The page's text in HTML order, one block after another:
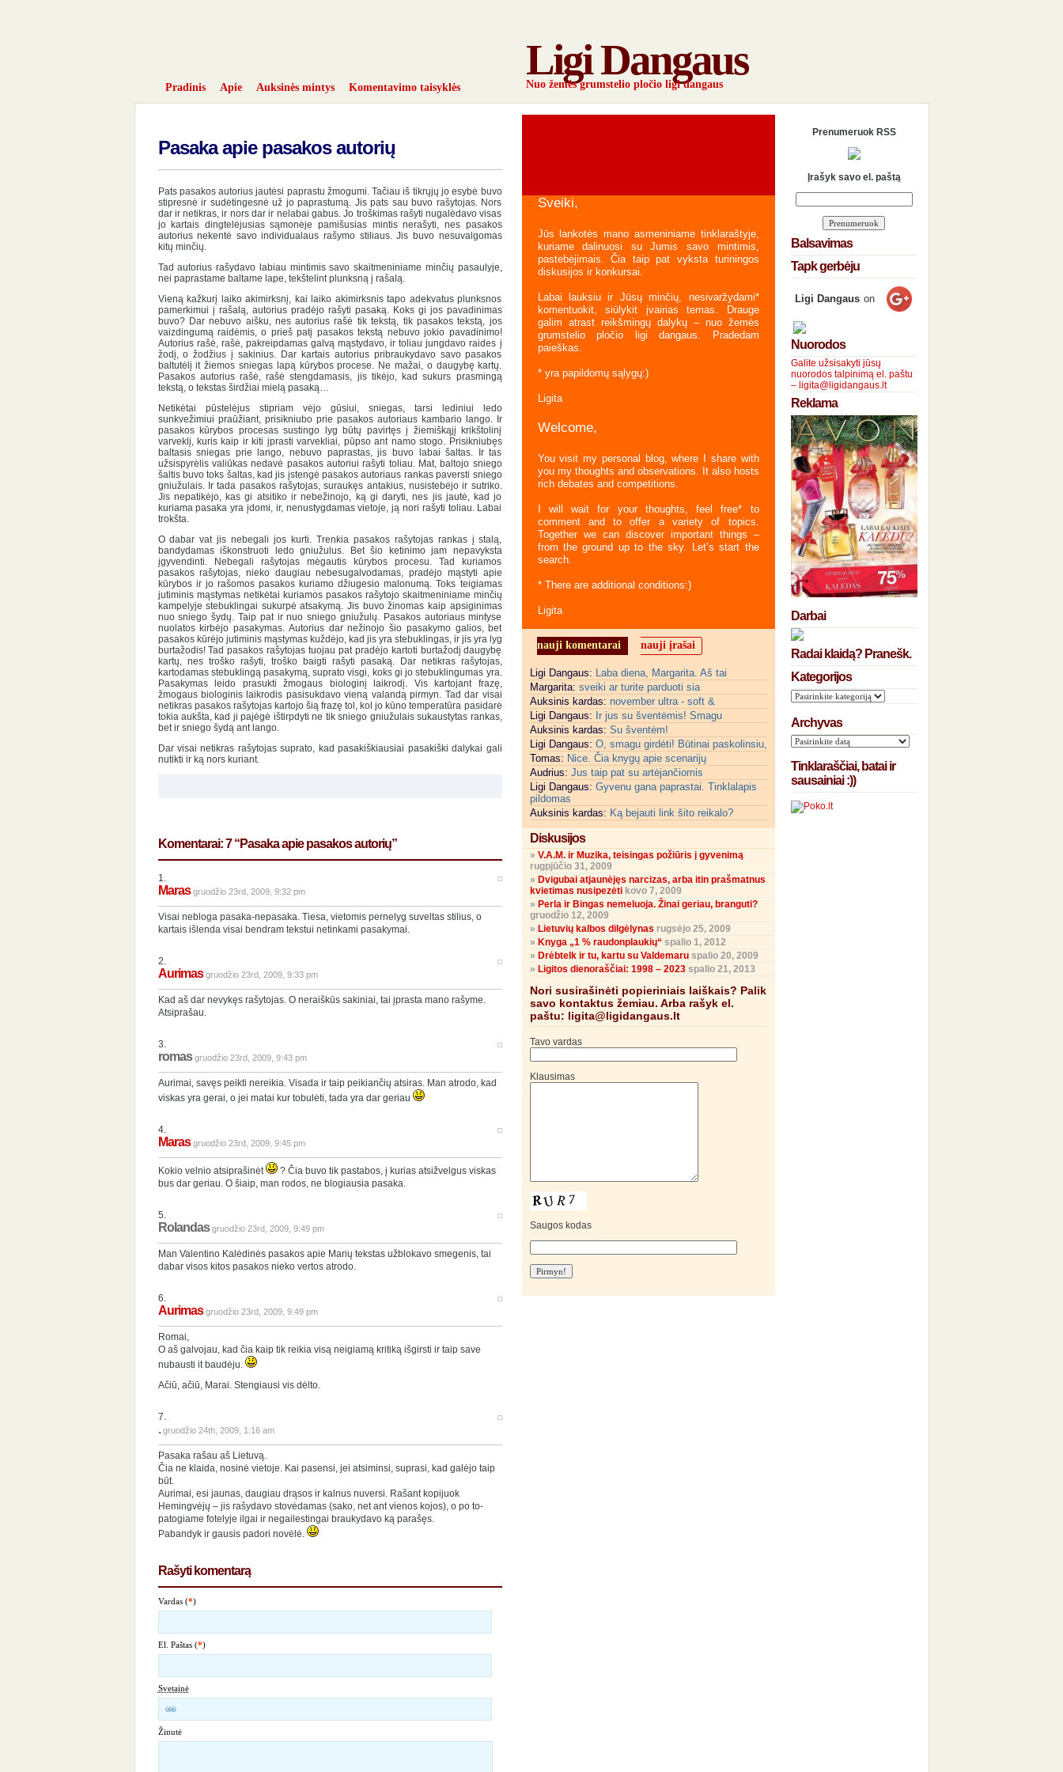
Ligi Dangaus
Nuo žemės grumstelio pločio ligi dangaus
Pradinis Apie Auksinės mintys Komentavimo taisyklės
Pasaka apie pasakos autorių
Pats pasakos autorius jautėsi paprastu žmogumi. Tačiau iš tikrųjų jo esybė buvo
stipresnė ir sudėtingesnė už jo paprastumą. Jis pats sau buvo rašytojas. Nors
dar ir netikras, ir nors dar ir nelabai gabus. Jo troškimas rašyti nugalėdavo visas
jo kartais dingtelėjusias sąmonėje pamišusias mintis nerašyti, nes pasakos
autorius nekentė savo individualaus rašymo stiliaus. Jis buvo nesuvalgomas
kitų minčių.
Tad autorius rašydavo labiau mintimis savo skaitmeniniame minčių pasaulyje,
nei paprastame baltame lape, tekštelint plunksną į rašalą.
Vieną kažkurį laiko akimirksnį, kai laiko akimirksnis tapo adekvatus plunksnos
pamerkimui į rašalą, autorius pradėjo rašyti pasaką. Koks gi jos pavadinimas
buvo? Dar nebuvo aišku, nes autorius rašė tik tekstą, tik pasakos tekstą, jos
vaizdingumą raidėmis, o prieš patį pasakos tekstą nebuvo jokio pavadinimo!
Autorius rašė, rašė, pakreipdamas galvą mąstydavo, ir toliau jungdavo raides į
žodį, o žodžius į sakinius. Dar kartais autorius pribraukydavo savo pasakos
baltutėlį it žiemos sniegas lapą kūrybos procese. Ne mažai, o daugybę kartų.
Pasakos autorius rašė, rašė stengdamasis, jis tikėjo, kad sukurs prasmingą
tekstą, o tekstas širdžiai mielą pasaką…
Netikėtai pūstelėjus stipriam vėjo gūsiui, sniegas, tarsi lediniui ledo
sunkvežimiui praūžiant, prisikniubo prie pasakos autoriaus kambario lango. Ir
pasakos kūrybos procesas sustingo lyg būtų pavirtęs į žiemiškąjį krikštolinį
varveklį, kuris kaip ir kiti įprasti varvekliai, pūpso ant namo stogo. Prisikniubęs
baltasis sniegas prie lango, nebuvo paprastas, jis buvo labai šaltas. Ir tas
užsispyrėlis valiūkas nedavė pasakos autoriui rašyti toliau. Mat, baltojo sniego
šaltis buvo toks šaltas, kad jis įstengė pasakos autoriaus rankas paversti sniego
gniužulais. Ir tada pasakos rašytojas, suraukęs antakius, nusistebėjo ir sutriko.
Jis nepatikėjo, kas gi atsitiko ir nebežinojo, ką gi daryti, nes jis jautė, kad jo
kuriama pasaka yra įdomi, ir, nenustygdamas vietoje, ją nori rašyti toliau. Labai
trokšta.
O dabar vat jis nebegali jos kurti. Trenkia pasakos rašytojas rankas į stalą,
bandydamas iškonstruoti ledo gniužulus. Bet šio ketinimo jam nepavyksta
įgyvendinti. Nebegali rašytojas mėgautis kūrybos procesu. Tad kuriamos
pasakos rašytojas, nieko daugiau nebesugalvodamas, pradėjo mąstyti apie
kūrybos ir jo rašomos pasakos kuriamo džiugesio malonumą. Toks teigiamas
jutiminis mąstymas netikėtai kuriamos pasakos rašytojo skaitmeniniame minčių
kampelyje stebuklingai sukurpė atsakymą. Jis buvo žinomas kaip apsiginimas
nuo sniego šydų. Taip pat ir nuo sniego gniužulų. Pasakos autoriaus mintyse
nuolatos kirbėjo pasakymas. Autorius dar nežinojo šio pasakymo galios, bet
pasakos kūrėjo jutiminis mąstymas kuždėjo, kad jis yra stebuklingas, ir jis yra lyg
burtažodis! Tad pasakos rašytojas tuojau pat pradėjo kartoti burtažodį daugybę
kartų, nes troško rašyti, troško baigti rašyti pasaką. Dar netikras rašytojas,
kartodamas stebuklingą pasakymą, suprato visgi, koks gi jo stebuklingumas yra.
Pasakymas leido prasukti žmogaus biologinį laikrodį. Vis kartojant frazę,
žmogaus biologinis laikrodis pasisukdavo vieną valandą pirmyn. Tad dar visai
netikras pasakos rašytojas kartojo šią frazę tol, kol jo kūno temperatūra pasidarė
tokia aukšta, kad ji pajėgė ištirpdyti ne tik sniego gniužulais sukaustytas rankas,
bet ir sniego šydą ant lango.
Dar visai netikras rašytojas suprato, kad pasakiškiausiai pasakiški dalykai gali
nutikti ir ką nors kuriant.
Komentarai: 7 “Pasaka apie pasakos autorių”
1.
Maras gruodžio 23rd, 2009, 9:32 pm
Visai nebloga pasaka-nepasaka. Tiesa, vietomis pernelyg suveltas stilius, o
kartais išlenda visai bendram tekstui netinkami pasakymai.
2.
Aurimas gruodžio 23rd, 2009, 9:33 pm
Kad aš dar nevykęs rašytojas. O neraiškūs sakiniai, tai įprasta mano rašyme.
Atsiprašau.
3.
romas gruodžio 23rd, 2009, 9:43 pm
Aurimai, savęs peikti nereikia. Visada ir taip peikiančių atsiras. Man atrodo, kad
viskas yra gerai, o jei matai kur tobulėti, tada yra dar geriau
4.
Maras gruodžio 23rd, 2009, 9:45 pm
Kokio velnio atsiprašinėt
? Čia buvo tik pastabos, į kurias atsižvelgus viskas
bus dar geriau. O šiaip, man rodos, ne blogiausia pasaka.
5.
Rolandas gruodžio 23rd, 2009, 9:49 pm
Man Valentino Kalėdinės pasakos apie Marių tekstas užblokavo smegenis, tai
dabar visos kitos pasakos nieko vertos atrodo.
6.
Aurimas gruodžio 23rd, 2009, 9:49 pm
Romai,
O aš galvojau, kad čia kaip tik reikia visą neigiamą kritiką išgirsti ir taip save
nubausti it baudėju.
Ačiū, ačiū, Marai. Stengiausi vis dėlto.
7.
. gruodžio 24th, 2009, 1:16 am
Pasaka rašau aš Lietuvą.
Čia ne klaida, nosinė vietoje. Kai pasensi, jei atsiminsi, suprasi, kad galėjo taip
būt.
Aurimai, esi jaunas, daugiau drąsos ir kalnus nuversi. Rašant kopijuok
Hemingvėjų – jis rašydavo stovėdamas (sako, net ant vienos kojos), o po to-
patogiame fotelyje ilgai ir negailestingai braukydavo ką parašęs.
Pabandyk ir gausis padori novėlė.
Rašyti komentarą
Vardas (*)
El. Paštas (*)
Svetainė
Žinutė
Sveiki,
Jūs lankotės mano asmeniniame tinklaraštyje,
kuriame dalinuosi su Jumis savo mintimis,
pastebėjimais. Čia taip pat vyksta turiningos
diskusijos ir konkursai.
Labai lauksiu ir Jūsų minčių, nesivaržydami*
komentuokit, siūlykit įvairias temas. Drauge
galim atrast reikšmingų dalykų – nuo žemės
grumstelio pločio ligi dangaus. Pradedam
paieškas.
* yra papildomų sąlygų:)
Ligita
Welcome,
You visit my personal blog, where I share with
you my thoughts and observations. It also hosts
rich debates and competitions.
I will wait for your thoughts, feel free* to
comment and to offer a variety of topics.
Together we can discover important things –
from the ground up to the sky. Let’s start the
search.
* There are additional conditions:)
Ligita
nauji komentarai nauji įrašai
Ligi Dangaus: Laba diena, Margarita. Aš tai
Margarita: sveiki ar turite parduoti sia
Auksinis kardas: november ultra - soft &
Ligi Dangaus: Ir jus su šventėmis! Smagu
Auksinis kardas: Su šventėm!
Ligi Dangaus: O, smagu girdėti! Būtinai paskolinsiu,
Tomas: Nice. Čia knygų apie scenarijų
Audrius: Jus taip pat su artėjančiomis
Ligi Dangaus: Gyvenu gana paprastai. Tinklalapis
pildomas
Auksinis kardas: Ką bejauti link šito reikalo?
Diskusijos
» V.A.M. ir Muzika, teisingas požiūris į gyvenimą
rugpjūčio 31, 2009
» Dvigubai atjaunėjęs narcizas, arba itin prašmatnus
kvietimas nusipezėtikovo 7, 2009
» Perla ir Bingas nemeluoja. Žinai geriau, branguti?
gruodžio 12, 2009
» Lietuvių kalbos dilgėlynas rugsėjo 25, 2009
» Knyga „1 % raudonplaukių“ spalio 1, 2012
» Drėbtelk ir tu, kartu su Valdemaruspalio 20, 2009
» Ligitos dienoraščiai: 1998 – 2023spalio 21, 2013
Nori susirašinėti popieriniais laiškais? Palik
savo kontaktus žemiau. Arba rašyk el.
paštu: ligita@ligidangaus.lt
Tavo vardas
Klausimas
Saugos kodas
Prenumeruok RSS
Įrašyk savo el. paštą
Balsavimas
Tapk gerbėju
Ligi Dangaus on
Nuorodos
Galite užsisakyti jūsų
nuorodos talpinimą el. paštu
– ligita@ligidangaus.lt
Reklama
Darbai
Radai klaidą? Pranešk.
Kategorijos
Archyvas
Tinklaraščiai, batai ir
sausainiai :))